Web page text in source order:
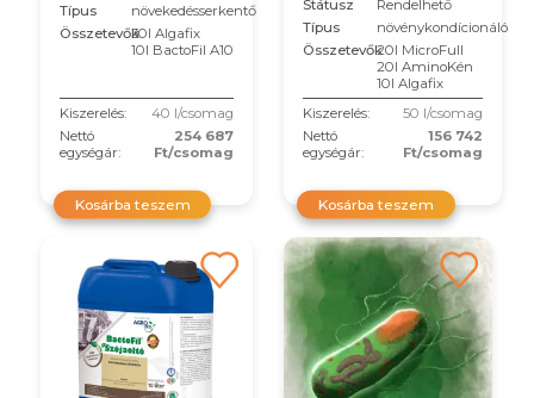
Típus
növekedésserkentő
Összetevők30l Algafix
10l BactoFil A10
Kiszerelés:
40 l/csomag
Nettó
egységár:
254 687
Ft/csomag
Kosárba teszem
Státusz
Rendelhető
Típus
növénykondícionáló
Összetevők20l MicroFull
20l AminoKén
10l Algafix
Kiszerelés:
50 l/csomag
Nettó
egységár:
156 742
Ft/csomag
Kosárba teszem